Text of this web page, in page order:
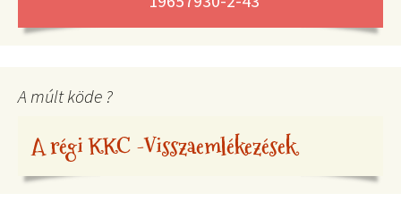
A múlt köde ?
A régi KKC -Visszaemlékezések